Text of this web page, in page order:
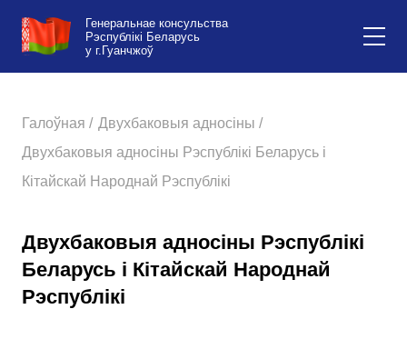
Генеральнае консульства
Рэспублікі Беларусь
у г.Гуанчжоў
Галоўная / Двухбаковыя адносіны /
Двухбаковыя адносіны Рэспублікі Беларусь і
Кітайскай Народнай Рэспублікі
Двухбаковыя адносіны Рэспублікі
Беларусь і Кітайскай Народнай
Рэспублікі